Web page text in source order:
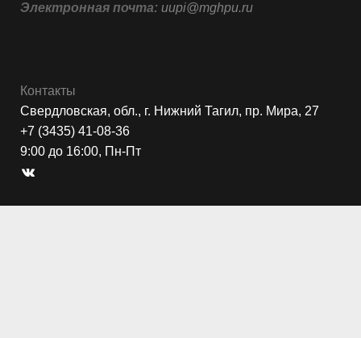
Электронная почта: uupi@mghpu.ru
Контакты
Свердловская, обл., г. Нижний Тагил, пр. Мира, 27
+7 (3435) 41-08-36
9:00 до 16:00, Пн-Пт